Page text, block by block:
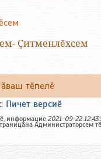
Ҫитменлӗхсем
тӗпелӗ
:: Пичет версиӗ
информацие 2021-09-22
Администраторсем